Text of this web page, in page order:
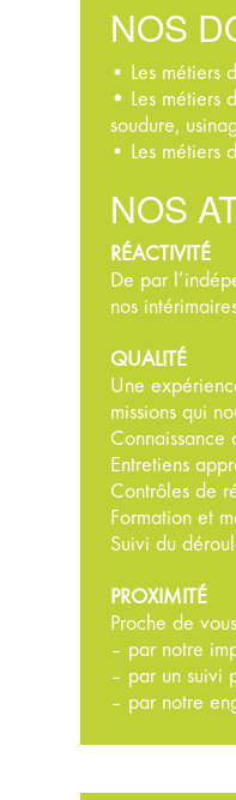
NOS
• Les métiers
• Les métiers
soudure,
• Les métiers
NOS
RÉACTIVITÉ
De par
nos
QUALITÉ
Une
missions qui
Connaissance
Entretiens
Contrôles de
Formation et
Suivi du
PROXIMITÉ
Proche de
– par notre
– par un suivi
– par notre